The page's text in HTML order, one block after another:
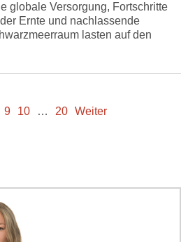
globale Versorgung, Fortschritte
Ernte und nachlassende
lasten auf den
9 10 … 20 Weiter